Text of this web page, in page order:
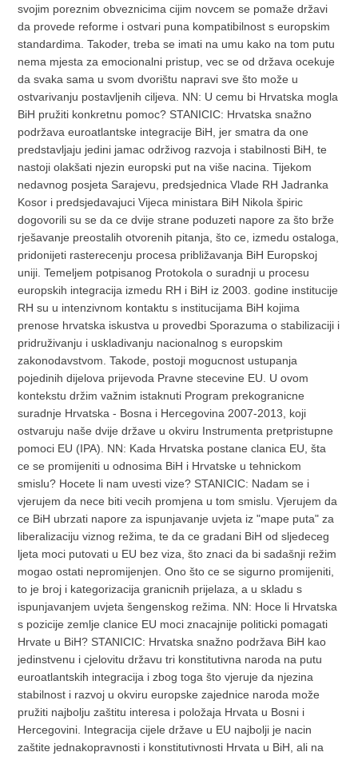
svojim poreznim obveznicima cijim novcem se pomaže državi
da provede reforme i ostvari puna kompatibilnost s europskim
standardima. Takoder, treba se imati na umu kako na tom putu
nema mjesta za emocionalni pristup, vec se od država ocekuje
da svaka sama u svom dvorištu napravi sve što može u
ostvarivanju postavljenih ciljeva. NN: U cemu bi Hrvatska mogla
BiH pružiti konkretnu pomoc? STANICIC: Hrvatska snažno
podržava euroatlantske integracije BiH, jer smatra da one
predstavljaju jedini jamac održivog razvoja i stabilnosti BiH, te
nastoji olakšati njezin europski put na više nacina. Tijekom
nedavnog posjeta Sarajevu, predsjednica Vlade RH Jadranka
Kosor i predsjedavajuci Vijeca ministara BiH Nikola špiric
dogovorili su se da ce dvije strane poduzeti napore za što brže
rješavanje preostalih otvorenih pitanja, što ce, izmedu ostaloga,
pridonijeti rasterecenju procesa približavanja BiH Europskoj
uniji. Temeljem potpisanog Protokola o suradnji u procesu
europskih integracija izmedu RH i BiH iz 2003. godine institucije
RH su u intenzivnom kontaktu s institucijama BiH kojima
prenose hrvatska iskustva u provedbi Sporazuma o stabilizaciji i
pridruživanju i uskladivanju nacionalnog s europskim
zakonodavstvom. Takode, postoji mogucnost ustupanja
pojedinih dijelova prijevoda Pravne stecevine EU. U ovom
kontekstu držim važnim istaknuti Program prekogranicne
suradnje Hrvatska - Bosna i Hercegovina 2007-2013, koji
ostvaruju naše dvije države u okviru Instrumenta pretpristupne
pomoci EU (IPA). NN: Kada Hrvatska postane clanica EU, šta
ce se promijeniti u odnosima BiH i Hrvatske u tehnickom
smislu? Hocete li nam uvesti vize? STANICIC: Nadam se i
vjerujem da nece biti vecih promjena u tom smislu. Vjerujem da
ce BiH ubrzati napore za ispunjavanje uvjeta iz "mape puta" za
liberalizaciju viznog režima, te da ce gradani BiH od sljedeceg
ljeta moci putovati u EU bez viza, što znaci da bi sadašnji režim
mogao ostati nepromijenjen. Ono što ce se sigurno promijeniti,
to je broj i kategorizacija granicnih prijelaza, a u skladu s
ispunjavanjem uvjeta šengenskog režima. NN: Hoce li Hrvatska
s pozicije zemlje clanice EU moci znacajnije politicki pomagati
Hrvate u BiH? STANICIC: Hrvatska snažno podržava BiH kao
jedinstvenu i cjelovitu državu tri konstitutivna naroda na putu
euroatlantskih integracija i zbog toga što vjeruje da njezina
stabilnost i razvoj u okviru europske zajednice naroda može
pružiti najbolju zaštitu interesa i položaja Hrvata u Bosni i
Hercegovini. Integracija cijele države u EU najbolji je nacin
zaštite jednakopravnosti i konstitutivnosti Hrvata u BiH, ali na